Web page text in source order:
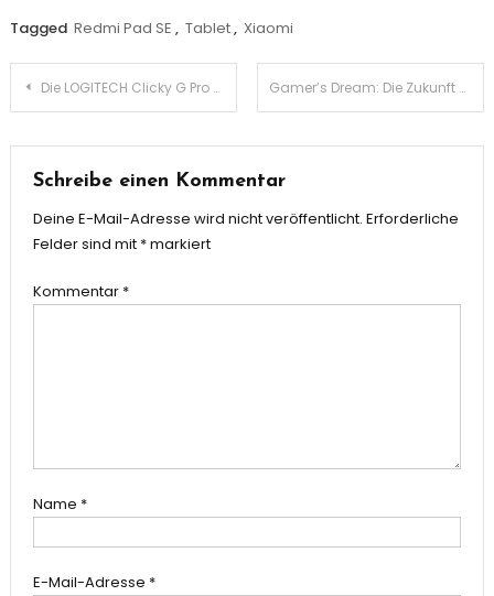
Tagged Redmi Pad SE , Tablet, Xiaomi
Beitragsnavigation
Die LOGITECH Clicky G Pro – Perfektion für Profi-Gamer Gamer’s Dream: Die Zukunft des Gaming mit der KFA2 GeForce RTX 4070 Ti
Schreibe einen Kommentar
Deine E-Mail-Adresse wird nicht veröffentlicht. Erforderliche
Felder sind mit *markiert
Kommentar *
Name *
E-Mail-Adresse *